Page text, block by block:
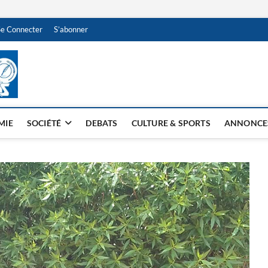
Connecter S’abonner
NDJAMENA HEBDO
SOCIÉTÉ DEBATS CULTURE & SPORTS